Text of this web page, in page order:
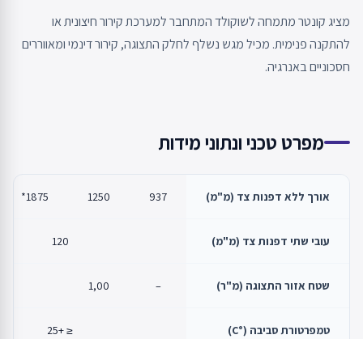
מציג קונטר מתמחה לשוקולד המתחבר למערכת קירור חיצונית או
להתקנה פנימית. מכיל מגש נשלף לחלק התצוגה, קירור דינמי ומאווררים
חסכוניים באנרגיה.
מפרט טכני ונתוני מידות
אורך ללא דפנות צד (מ"מ) 937
1250
1875*
עובי שתי דפנות צד (מ"מ) 120
שטח אזור התצוגה (מ"ר) –
1,00
טמפרטורת סביבה (°C) ≤ +25